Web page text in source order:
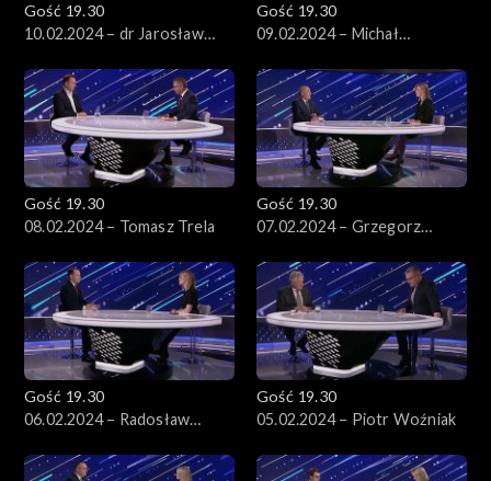
Gość 19.30
10.02.2024 – dr Jarosław
Gość 19.30
09.02.2024 – Michał
Gość 19.30
08.02.2024 – Tomasz Trela
Gość 19.30
07.02.2024 – Grzegorz
Gość 19.30
06.02.2024 – Radosław
Gość 19.30
05.02.2024 – Piotr Woźniak